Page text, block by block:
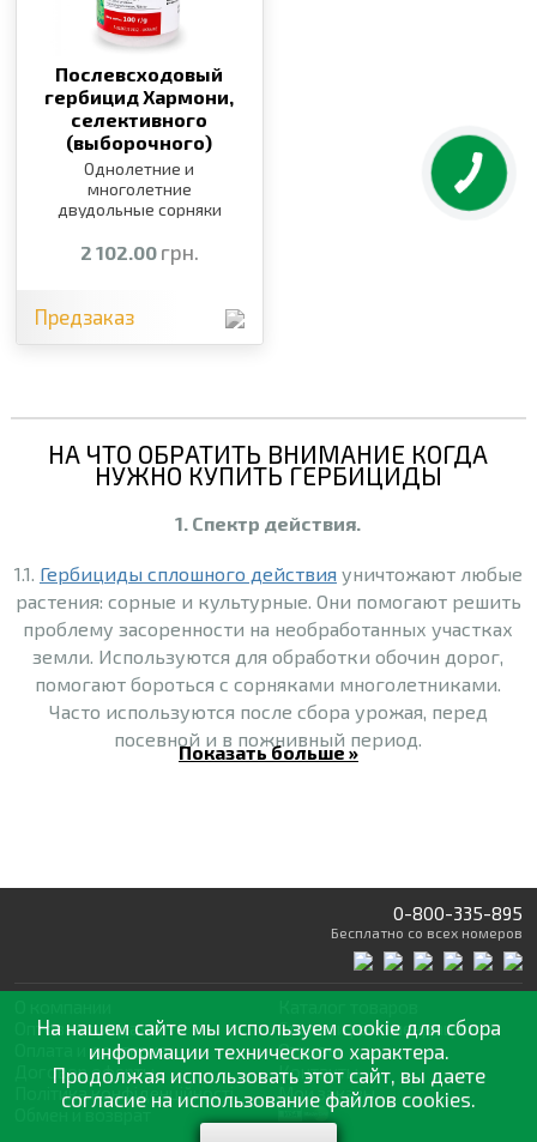
Послевсходовый
гербицид Хармони,
селективного
(выборочного)
действия,100 г
Однолетние и
многолетние
двудольные сорняки
2 102.00 грн.
Предзаказ
НА ЧТО ОБРАТИТЬ ВНИМАНИЕ КОГДА
НУЖНО КУПИТЬ ГЕРБИЦИДЫ
1. Спектр действия.
1.1. Гербициды сплошного действияуничтожают любые
растения: сорные и культурные. Они помогают решить
проблему засоренности на необработанных участках
земли. Используются для обработки обочин дорог,
помогают бороться с сорняками многолетниками.
Часто используются после сбора урожая, перед
посевной и в пожнивный период.
- До посева культурного растения (используются
осенью или весной).
- Вместе с посевом.
- После посева, до всходов.
Почвенные гербициды.Различают две
Показать больше »
0-800-335-895
Бесплатно со всех номеров
Оптовая продажа
Оплата и доставка
Договор оферты
Політика конфіденційності
Обмен и возврат
Статьии рекомендации
Отзывы
Контакты
Мои заказы
На нашем сайте мы используем cookie для сбора
информации технического характера.
Продолжая использовать этот сайт, вы даете
согласие на использование файлов cookies.